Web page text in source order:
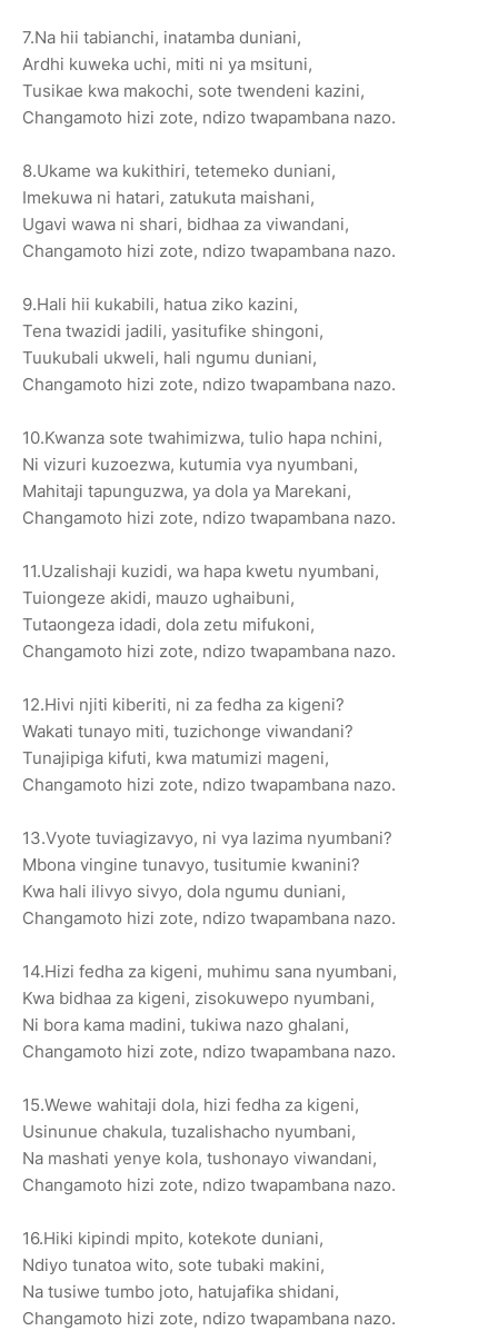
7.Na hii tabianchi, inatamba duniani,
Ardhi kuweka uchi, miti ni ya msituni,
Tusikae kwa makochi, sote twendeni kazini,
Changamoto hizi zote, ndizo twapambana nazo.
8.Ukame wa kukithiri, tetemeko duniani,
Imekuwa ni hatari, zatukuta maishani,
Ugavi wawa ni shari, bidhaa za viwandani,
Changamoto hizi zote, ndizo twapambana nazo.
9.Hali hii kukabili, hatua ziko kazini,
Tena twazidi jadili, yasitufike shingoni,
Tuukubali ukweli, hali ngumu duniani,
Changamoto hizi zote, ndizo twapambana nazo.
10.Kwanza sote twahimizwa, tulio hapa nchini,
Ni vizuri kuzoezwa, kutumia vya nyumbani,
Mahitaji tapunguzwa, ya dola ya Marekani,
Changamoto hizi zote, ndizo twapambana nazo.
11.Uzalishaji kuzidi, wa hapa kwetu nyumbani,
Tuiongeze akidi, mauzo ughaibuni,
Tutaongeza idadi, dola zetu mifukoni,
Changamoto hizi zote, ndizo twapambana nazo.
12.Hivi njiti kiberiti, ni za fedha za kigeni?
Wakati tunayo miti, tuzichonge viwandani?
Tunajipiga kifuti, kwa matumizi mageni,
Changamoto hizi zote, ndizo twapambana nazo.
13.Vyote tuviagizavyo, ni vya lazima nyumbani?
Mbona vingine tunavyo, tusitumie kwanini?
Kwa hali ilivyo sivyo, dola ngumu duniani,
Changamoto hizi zote, ndizo twapambana nazo.
14.Hizi fedha za kigeni, muhimu sana nyumbani,
Kwa bidhaa za kigeni, zisokuwepo nyumbani,
Ni bora kama madini, tukiwa nazo ghalani,
Changamoto hizi zote, ndizo twapambana nazo.
15.Wewe wahitaji dola, hizi fedha za kigeni,
Usinunue chakula, tuzalishacho nyumbani,
Na mashati yenye kola, tushonayo viwandani,
Changamoto hizi zote, ndizo twapambana nazo.
16.Hiki kipindi mpito, kotekote duniani,
Ndiyo tunatoa wito, sote tubaki makini,
Na tusiwe tumbo joto, hatujafika shidani,
Changamoto hizi zote, ndizo twapambana nazo.